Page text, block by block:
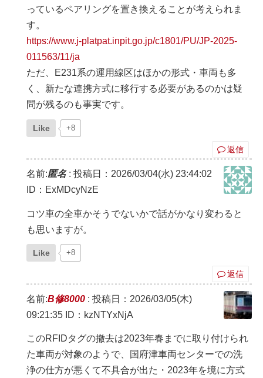
っているペアリングを置き換えることが考えられま
す。
https://www.j-platpat.inpit.go.jp/c1801/PU/JP-2025-
011563/11/ja
ただ、E231系の運用線区はほかの形式・車両も多
く、新たな連携方式に移行する必要があるのかは疑
問が残るのも事実です。
Like +8
返信
名前:匿名: 投稿日：2026/03/04(水) 23:44:02
ID：ExMDcyNzE
コツ車の全車かそうでないかで話がかなり変わると
も思いますが。
Like +8
返信
名前:B修8000 : 投稿日：2026/03/05(木)
09:21:35 ID：kzNTYxNjA
このRFIDタグの撤去は2023年春までに取り付けられ
た車両が対象のようで、国府津車両センターでの洗
浄の仕方が悪くて不具合が出た・2023年を境に方式